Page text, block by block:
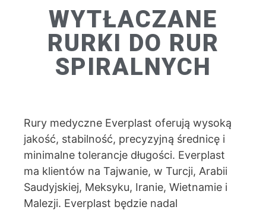
WYTŁACZANE
RURKI DO RUR
SPIRALNYCH
Rury medyczne Everplast oferują wysoką
jakość, stabilność, precyzyjną średnicę i
minimalne tolerancje długości. Everplast
ma klientów na Tajwanie, w Turcji, Arabii
Saudyjskiej, Meksyku, Iranie, Wietnamie i
Malezji. Everplast będzie nadal